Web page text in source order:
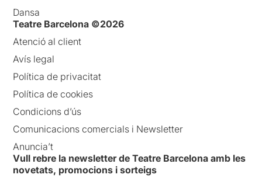
Dansa
Teatre Barcelona ©2026
Atenció al client
Avís legal
Política de privacitat
Política de cookies
Condicions d’ús
Comunicacions comercials i Newsletter
Anuncia’t
Vull rebre la newsletter de Teatre Barcelona amb les
novetats, promocions i sorteigs